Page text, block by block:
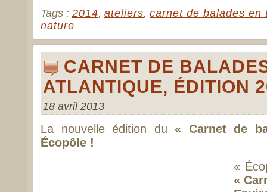
Tags : 2014, ateliers, carnet de balades en
nature
CARNET DE
ATLANTIQUE, ÉDITION
18 avril 2013
La nouvelle édition du « Carnet de
Écopôle !
«
«